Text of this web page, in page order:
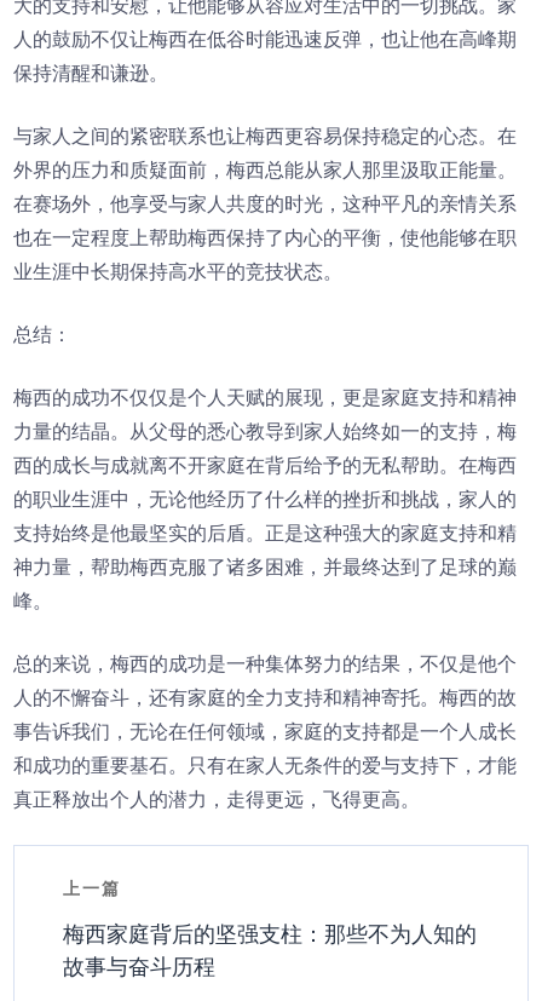
大的支持和安慰，让他能够从容应对生活中的一切挑战。家
人的鼓励不仅让梅西在低谷时能迅速反弹，也让他在高峰期
保持清醒和谦逊。
与家人之间的紧密联系也让梅西更容易保持稳定的心态。在
外界的压力和质疑面前，梅西总能从家人那里汲取正能量。
在赛场外，他享受与家人共度的时光，这种平凡的亲情关系
也在一定程度上帮助梅西保持了内心的平衡，使他能够在职
业生涯中长期保持高水平的竞技状态。
总结：
梅西的成功不仅仅是个人天赋的展现，更是家庭支持和精神
力量的结晶。从父母的悉心教导到家人始终如一的支持，梅
西的成长与成就离不开家庭在背后给予的无私帮助。在梅西
的职业生涯中，无论他经历了什么样的挫折和挑战，家人的
支持始终是他最坚实的后盾。正是这种强大的家庭支持和精
神力量，帮助梅西克服了诸多困难，并最终达到了足球的巅
峰。
总的来说，梅西的成功是一种集体努力的结果，不仅是他个
人的不懈奋斗，还有家庭的全力支持和精神寄托。梅西的故
事告诉我们，无论在任何领域，家庭的支持都是一个人成长
和成功的重要基石。只有在家人无条件的爱与支持下，才能
真正释放出个人的潜力，走得更远，飞得更高。
上一篇
梅西家庭背后的坚强支柱：那些不为人知的
故事与奋斗历程